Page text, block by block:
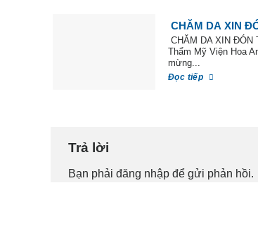
CHĂM DA XIN
CHĂM DA XIN ĐÓN
Thẩm Mỹ Viện Hoa
mừng...
Đọc tiếp
Trả lời
Bạn phải đăng nhập để gửi phản hồi.